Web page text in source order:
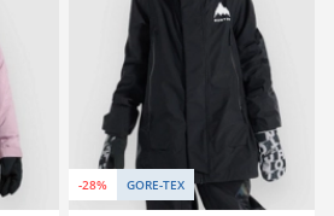
-28% GORE-TEX